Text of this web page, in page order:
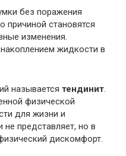
без поражения
причиной становятся
изменения.
жидкости в
называется тендинит
физической
для жизни и
представляет, но в
дискомфорт.